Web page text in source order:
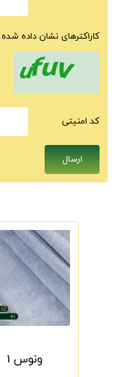
کاراکترهای نشان داده شده
كد امنيتى
ونوس 1